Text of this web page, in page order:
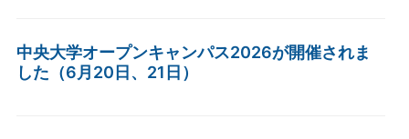
中央大学オープンキャンパス2026が開催されま
した（6月20日、21日）